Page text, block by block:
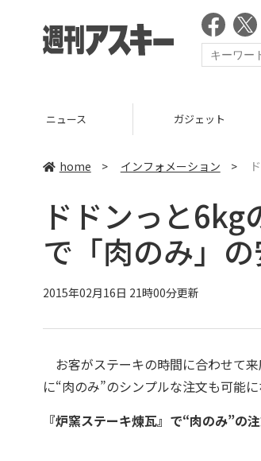
ニュース ガジェット
home > インフォメーション >
ドドンっと
で「肉のみ」
2015年02月16日 21時00分更新
お客がステーキの時間に合わせて
に“肉のみ”のシンプルな注文も可能
『炉窯ステーキ煉瓦』で“肉のみ”の